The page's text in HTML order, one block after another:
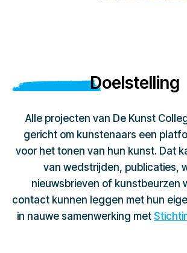
Doelstelling
Alle projecten van De Kunst
gericht om kunstenaars een
voor het tonen van hun kunst. Dat
van wedstrijden, publicaties,
nieuwsbrieven of kunstbeurzen
contact kunnen leggen met hun
in nauwe samenwerking met